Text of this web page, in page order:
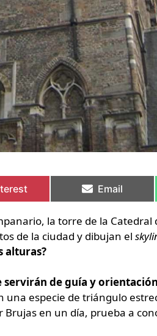
en
Email
la torre de la Catedral
de la ciudad y dibujan el
alturas?
servirán de guía y
una especie de triángulo
en un día, prueba a
en